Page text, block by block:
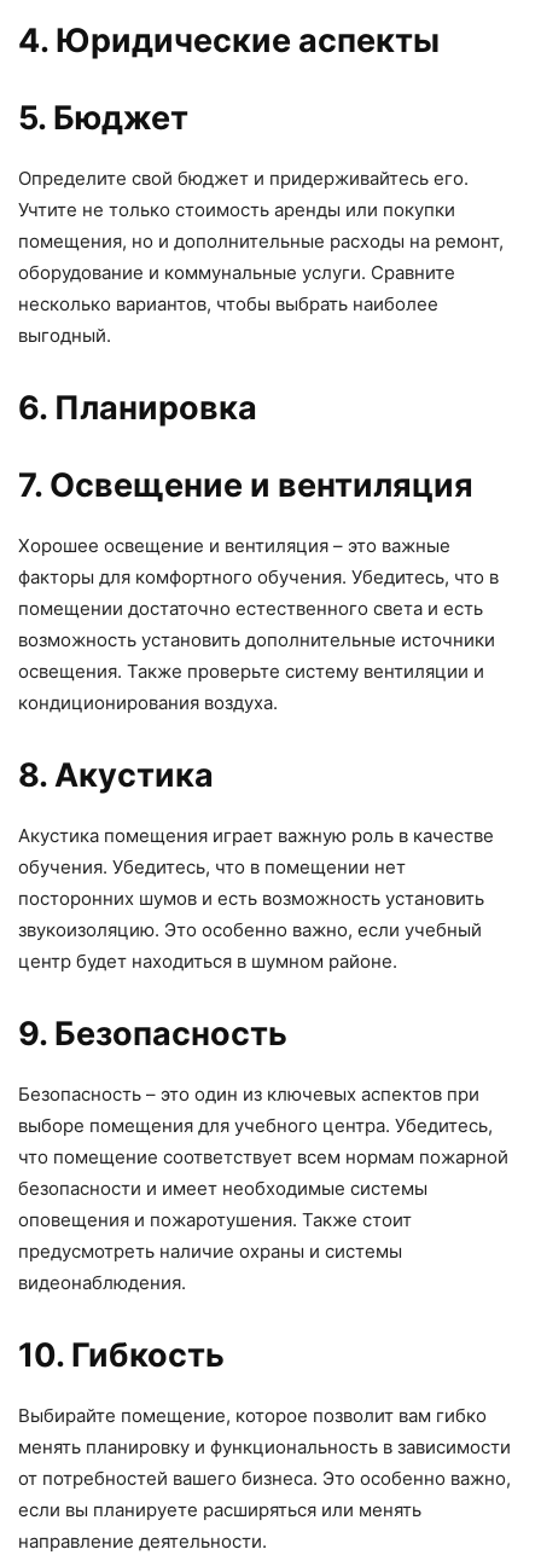
4. Юридические аспекты
5. Бюджет
Определите свой бюджет и придерживайтесь его.
Учтите не только стоимость аренды или покупки
помещения, но и дополнительные расходы на ремонт,
оборудование и коммунальные услуги. Сравните
несколько вариантов, чтобы выбрать наиболее
выгодный.
6. Планировка
7. Освещение и вентиляция
Хорошее освещение и вентиляция – это важные
факторы для комфортного обучения. Убедитесь, что в
помещении достаточно естественного света и есть
возможность установить дополнительные источники
освещения. Также проверьте систему вентиляции и
кондиционирования воздуха.
8. Акустика
Акустика помещения играет важную роль в качестве
обучения. Убедитесь, что в помещении нет
посторонних шумов и есть возможность установить
звукоизоляцию. Это особенно важно, если учебный
центр будет находиться в шумном районе.
9. Безопасность
Безопасность – это один из ключевых аспектов при
выборе помещения для учебного центра. Убедитесь,
что помещение соответствует всем нормам пожарной
безопасности и имеет необходимые системы
оповещения и пожаротушения. Также стоит
предусмотреть наличие охраны и системы
видеонаблюдения.
10. Гибкость
Выбирайте помещение, которое позволит вам гибко
менять планировку и функциональность в зависимости
от потребностей вашего бизнеса. Это особенно важно,
если вы планируете расширяться или менять
направление деятельности.